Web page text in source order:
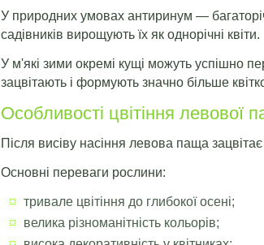
У природних умовах антиринум —
садівників вирощують їх як однорічні квіти.
У м'які зими окремі кущі можуть успішно
зацвітають і формують значно більше
Особливості цвітіння левової
Після висіву насіння левова паща
Основні переваги рослини:
тривале цвітіння до глибокої осені;
велика різноманітність кольорів;